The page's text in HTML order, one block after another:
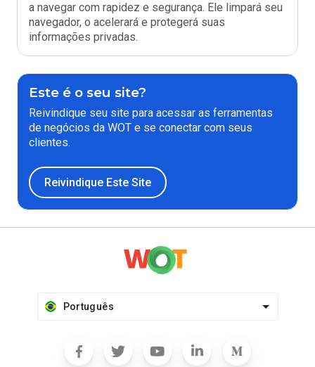
a navegar com rapidez e segurança. Ele limpará seu
navegador, o acelerará e protegerá suas
informações privadas.
Este é o seu site?
Reivindique seu site para acessar as ferramentas
de negócios da WOT e se conectar com seus
clientes.
Reivindique Este Site
Português